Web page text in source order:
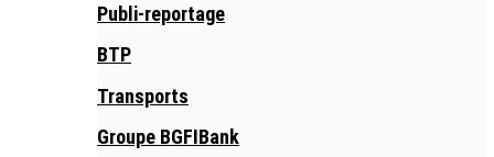
Publi-reportage
BTP
Transports
Groupe BGFIBank